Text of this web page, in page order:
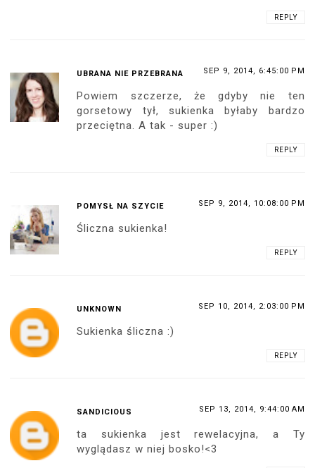
REPLY
UBRANA NIE PRZEBRANA SEP 9, 2014, 6:45:00 PM
Powiem szczerze, że gdyby nie ten
gorsetowy tył, sukienka byłaby bardzo
przeciętna. A tak - super :)
REPLY
POMYSŁ NA SZYCIE SEP 9, 2014, 10:08:00 PM
Śliczna sukienka!
REPLY
UNKNOWN SEP 10, 2014, 2:03:00 PM
Sukienka śliczna :)
REPLY
SANDICIOUS SEP 13, 2014, 9:44:00 AM
ta sukienka jest rewelacyjna, a Ty
wyglądasz w niej bosko!<3